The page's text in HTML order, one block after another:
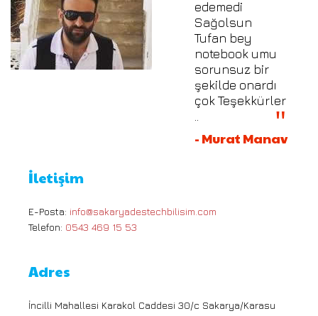
edemedi
Sağolsun
Tufan bey
notebook umu
sorunsuz bir
şekilde onardı
çok Teşekkürler
..
- Murat Manav
İletişim
E-Posta: info@sakaryadestechbilisim.com
Telefon: 0543 469 15 53
Adres
İncilli Mahallesi Karakol Caddesi 30/c Sakarya/Karasu